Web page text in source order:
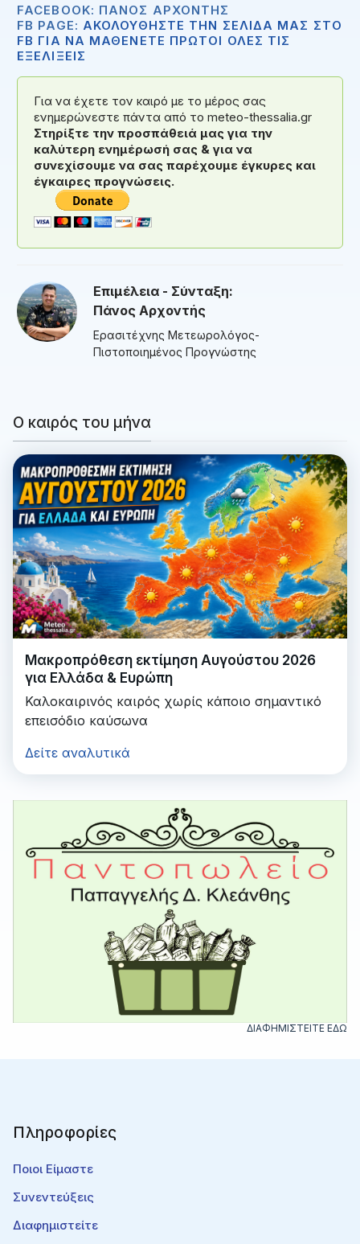
FACEBOOK: ΠΆΝΟΣ ΑΡΧΟΝΤΉΣ
FB PAGE: ΑΚΟΛΟΥΘΗΣΤΕ ΤΗΝ ΣΕΛΙΔΑ ΜΑΣ ΣΤΟ
FB ΓΙΑ ΝΑ ΜΑΘΕΝΕΤΕ ΠΡΩΤΟΙ ΟΛΕΣ ΤΙΣ
ΕΞΕΛΙΞΕΙΣ
Για να έχετε τον καιρό με το μέρος σας
ενημερώνεστε πάντα από το meteo-thessalia.gr
Στηρίξτε την προσπάθειά μας για την
καλύτερη ενημέρωσή σας & για να
συνεχίσουμε να σας παρέχουμε έγκυρες και
έγκαιρες προγνώσεις.
Επιμέλεια - Σύνταξη:
Πάνος Αρχοντής
Ερασιτέχνης Μετεωρολόγος-
Πιστοποιημένος Προγνώστης
Ο καιρός του μήνα
Μακροπρόθεση εκτίμηση Αυγούστου 2026
για Ελλάδα & Ευρώπη
Καλοκαιρινός καιρός χωρίς κάποιο σημαντικό
επεισόδιο καύσωνα
Δείτε αναλυτικά
ΔΙΑΦΗΜΙΣΤΕΙΤΕ ΕΔΩ
Πληροφορίες
Ποιοι Είμαστε
Συνεντεύξεις
Διαφημιστείτε